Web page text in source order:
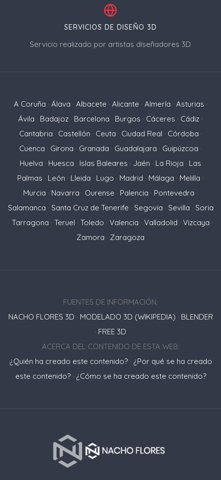
SERVICIOS DE DISEÑO 3D
Servicio realizado por artistas diseñadores 3D
A Coruña · Álava · Albacete · Alicante · Almería · Asturias ·
Ávila · Badajoz · Barcelona · Burgos · Cáceres · Cádiz ·
Cantabria · Castellón · Ceuta · Ciudad Real · Córdoba ·
Cuenca · Girona · Granada · Guadalajara · Guipúzcoa ·
Huelva · Huesca · Islas Baleares · Jaén · La Rioja · Las
Palmas · León · Lleida · Lugo · Madrid · Málaga · Melilla ·
Murcia · Navarra · Ourense · Palencia · Pontevedra ·
Salamanca · Santa Cruz de Tenerife · Segovia · Sevilla · Soria
· Tarragona · Teruel · Toledo · Valencia · Valladolid · Vizcaya ·
Zamora · Zaragoza
FUENTES DE INFORMACIÓN:
NACHO FLORES 3D · MODELADO 3D (WIKIPEDIA) · BLENDER
· FREE 3D
ACERCA DEL CONTENIDO DE ESTA WEB:
¿Quién ha creado este contenido?· ¿Por qué se ha creado
este contenido?· ¿Cómo se ha creado este contenido?